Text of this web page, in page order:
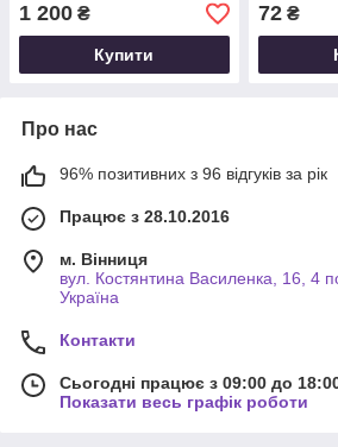
1 200 ₴
Купити
72₴
Про нас
96% позитивних з 96 відгуків за рік
Працює з 28.10.2016
м. Вінниця
вул. Костянтина Василенка, 16, 4
Україна
Контакти
Сьогодні працює з 09:00 до
Показати весь графік роботи